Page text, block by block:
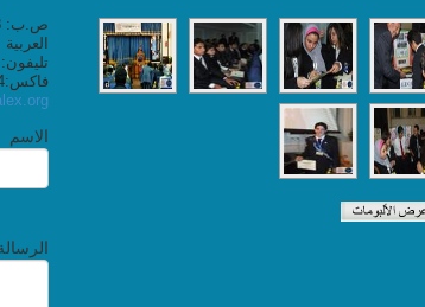
العربية
تليفون: 4839999 (203)+ ؛ داخلي:
فاكس:4820464 (203)+ - البريد الإلكتروني:
الاسم